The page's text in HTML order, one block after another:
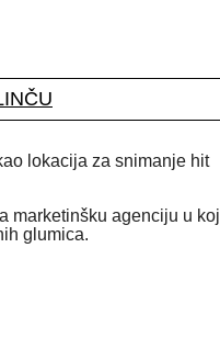
lokacija za snimanje hit
marketinšku agenciju u
glumica.